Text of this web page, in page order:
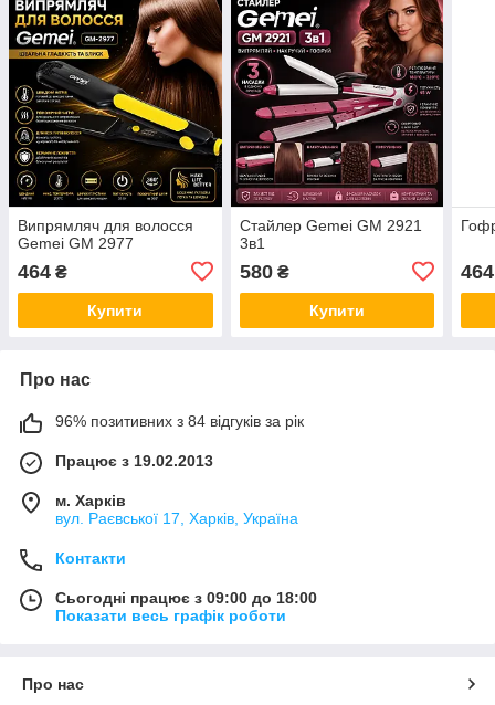
Випрямляч для волосся
Gemei GM 2977
464 ₴
Купити
Стайлер Gemei GM 2921
3в1
580₴
Купити
464
Про нас
96% позитивних з 84 відгуків за рік
Працює з 19.02.2013
м. Харків
вул. Раєвської 17, Харків, Україна
Контакти
Сьогодні працює з 09:00 до 18:00
Показати весь графік роботи
Про нас